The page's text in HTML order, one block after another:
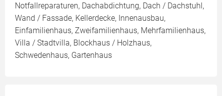
Notfallreparaturen, Dachabdichtung, Dach / Dachstuhl,
Wand / Fassade, Kellerdecke, Innenausbau,
Einfamilienhaus, Zweifamilienhaus, Mehrfamilienhaus,
Villa / Stadtvilla, Blockhaus / Holzhaus,
Schwedenhaus, Gartenhaus